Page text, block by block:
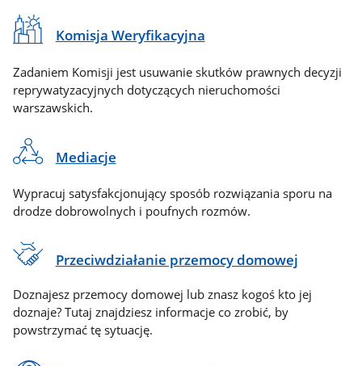
Komisja Weryfikacyjna
Zadaniem Komisji jest usuwanie skutków prawnych decyzji
reprywatyzacyjnych dotyczących nieruchomości
warszawskich.
Mediacje
Wypracuj satysfakcjonujący sposób rozwiązania sporu na
drodze dobrowolnych i poufnych rozmów.
Przeciwdziałanie przemocy domowej
Doznajesz przemocy domowej lub znasz kogoś kto jej
doznaje? Tutaj znajdziesz informacje co zrobić, by
powstrzymać tę sytuację.